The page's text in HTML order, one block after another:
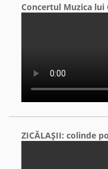
Concertul Muzica lui
ZICĂLAŞII: colinde